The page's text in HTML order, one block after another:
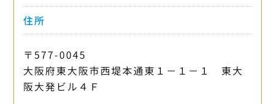
住所
〒577-0045
大阪府東大阪市西堤本通東１－１－１ 東大
阪大発ビル４Ｆ